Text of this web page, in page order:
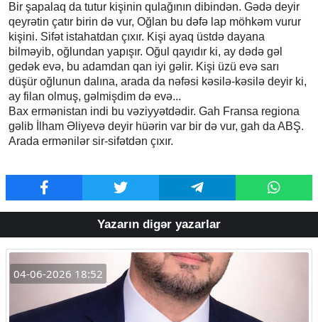
Bir şapalaq da tutur kişinin qulağının dibindən. Gədə deyir
qeyrətin çatır birin də vur, Oğlan bu dəfə lap möhkəm vurur
kişini. Sifət istahatdan çıxır. Kişi ayaq üstdə dayana
bilməyib, oğlundan yapışır. Oğul qayıdır ki, ay dədə gəl
gedək evə, bu adamdan qan iyi gəlir. Kişi üzü evə sarı
düşür oğlunun dalına, arada da nəfəsi kəsilə-kəsilə deyir ki,
ay filan olmuş, gəlmişdim də evə...
Bax ermənistan indi bu vəziyyətdədir. Gah Fransa regiona
gəlib İlham Əliyevə deyir hüərin var bir də vur, gah da ABŞ.
Arada ermənilər sir-sifətdən çıxır.
Yazarın digər yazarlar
04-06-2026 18:52